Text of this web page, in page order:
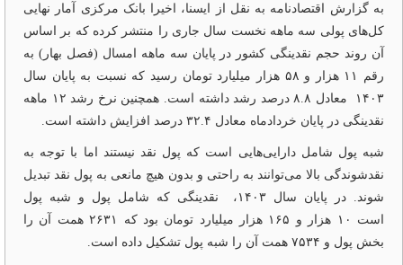
به گزارش اقتصادنامه به نقل از ایسنا، اخیرا بانک مرکزی آمار نهایی
کل‌های پولی سه ماهه نخست سال جاری را منتشر کرده که بر اساس
آن روند حجم نقدینگی کشور در پایان سه ماهه امسال (فصل بهار) به
رقم ۱۱ هزار و ۵۸ هزار میلیارد تومان رسید که نسبت به پایان سال
۱۴۰۳ معادل ۸.۸ درصد رشد داشته است. همچنین نرخ رشد ۱۲ ماهه
نقدینگی در پایان خردادماه معادل ۳۲.۴ درصد افزایش داشته است.
شبه پول شامل دارایی‌هایی است که پول نقد نیستند اما با توجه به
نقدشوندگی بالا می‌توانند به راحتی و بدون هیچ مانعی به پول نقد تبدیل
شوند. در پایان سال ۱۴۰۳، نقدینگی که شامل پول و شبه پول
است ۱۰ هزار و ۱۶۵ هزار میلیارد تومان بود که ۲۶۳۱ همت آن را
بخش پول و ۷۵۳۴ همت آن را شبه پول تشکیل داده است.